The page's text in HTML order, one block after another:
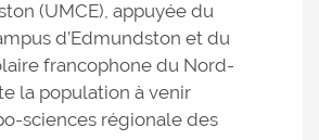
(UMCE), appuyée du
d’Edmundston et du
francophone du Nord-
la population à venir
sciences régionale des